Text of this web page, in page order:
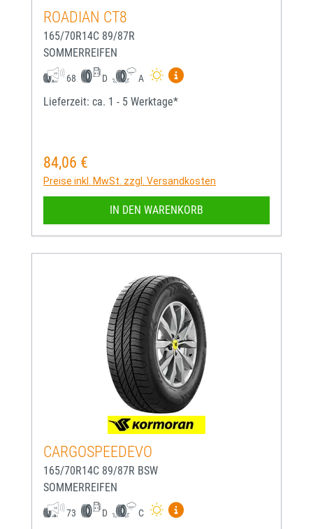
ROADIAN CT8
165/70R14C 89/87R
SOMMERREIFEN
68 D A
Mehr Informationen zum
Lieferzeit: ca. 1 - 5 Werktage*
Regulärer Preis:
84,06 €
Preise inkl. MwSt. zzgl. Versandkosten
IN DEN WARENKORB
CARGOSPEEDEVO
165/70R14C 89/87R BSW
SOMMERREIFEN
73 D C
Mehr Informationen zum